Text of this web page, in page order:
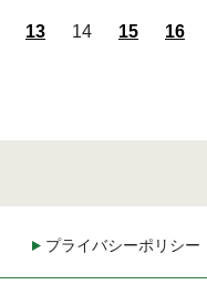
13 14 15 16
プライバシーポリシー